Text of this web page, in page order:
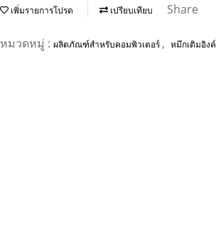
เพิ่มรายการโปรด เปรียบเทียบ Share
หมวดหมู่ : ผลิตภัณฑ์สำหรับคอมพิวเตอร์ , หมึกเติมอิง